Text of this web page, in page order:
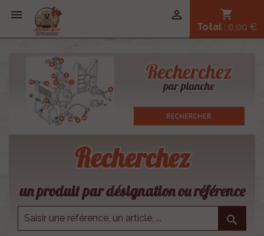
 shopping_cart
Total : 0,00 €

Recherchez
un produit par désignation ou référence
